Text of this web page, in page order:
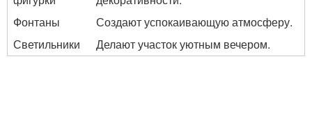
Фонтаны
Создают успокаивающую атмосферу.
Светильники
Делают участок уютным вечером.